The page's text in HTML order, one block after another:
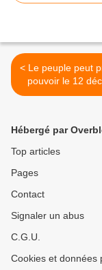
< Le peuple peut prendre le
pouvoir le 12
Lettre ouverte à
Hébergé par
Top articles
Pages
Contact
Signaler un abus
C.G.U.
Cookies et données